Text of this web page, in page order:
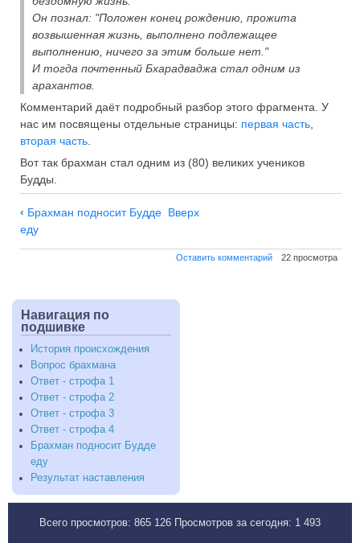
Он познал: "Положен конец рождению, прожита
возвышенная жизнь, выполнено подлежащее
выполнению, ничего за этим больше нет."
И тогда почтенный Бхарадваджа стал одним из
арахантов.
Комментарий даёт подробный разбор этого фрагмента. У
нас им посвящены отдельные страницы: первая часть
вторая часть
Вот так брахман стал одним из (80) великих учеников
Будды.
Навигация
по
Результат
‹ Брахман подносит Будде
еду
Вверх
Оставить комментарий 22 просмотра
Навигация по
подшивке
История происхождения
Вопрос брахмана
Ответ - строфа 1
Ответ - строфа 2
Ответ - строфа 3
Ответ - строфа 4
Брахман подносит Будде
еду
Результат наставления
Всего просмотров: 865 126 Просмотров за сегодня: 1 493